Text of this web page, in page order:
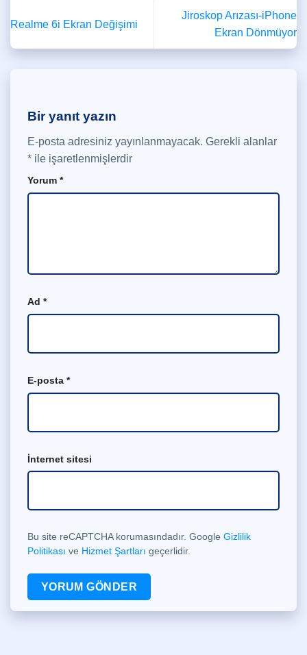
Realme 6i Ekran Değişimi
Jiroskop Arızası-iPhone
Ekran Dönmüyor
Bir yanıt yazın
E-posta adresiniz yayınlanmayacak. Gerekli alanlar
* ile işaretlenmişlerdir
Yorum *
Ad *
E-posta *
İnternet sitesi
Bu site reCAPTCHA korumasındadır. Google Gizlilik
Politikası ve Hizmet Şartları geçerlidir.